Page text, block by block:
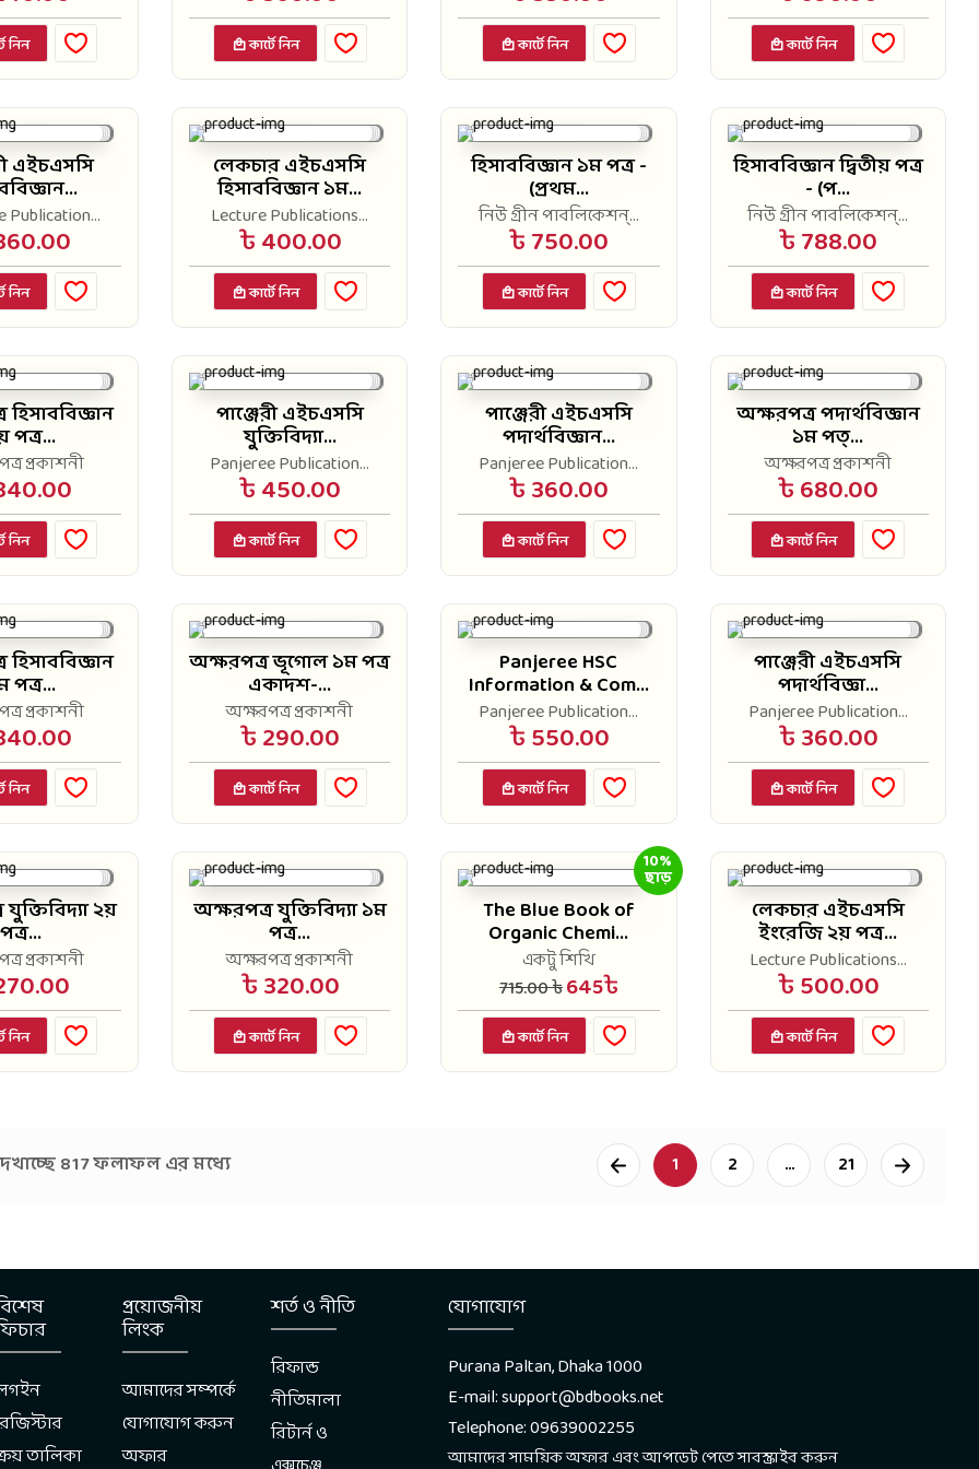
নিন কার্টে নিন কার্টে নিন কার্টে নিন
এইচএসসি
Publication...
নিন
লেকচার এইচএসসি
হিসাববিজ্ঞান ১ম...
Lecture Publications...
৳ 400.00
কার্টে নিন
হিসাববিজ্ঞান ১ম পত্র -
(প্রথম...
নিউ গ্রীন পাবলিকেশন্...
৳ 750.00
কার্টে নিন
হিসাববিজ্ঞান দ্বিতীয় পত্র
- (প...
নিউ গ্রীন পাবলিকেশন্...
৳ 788.00
কার্টে নিন
পত্র...
প্রকাশনী
নিন
পাঞ্জেরী এইচএসসি
যুক্তিবিদ্যা...
Panjeree Publication...
৳ 450.00
কার্টে নিন
পাঞ্জেরী এইচএসসি
পদার্থবিজ্ঞান...
Panjeree Publication...
৳ 360.00
কার্টে নিন
অক্ষরপত্র পদার্থবিজ্ঞান
১ম পত্...
অক্ষরপত্র প্রকাশনী
৳ 680.00
কার্টে নিন
পত্র...
প্রকাশনী
নিন
অক্ষরপত্র ভূগোল ১ম পত্র
একাদশ-...
অক্ষরপত্র প্রকাশনী
৳ 290.00
কার্টে নিন
Panjeree HSC
Information & Com...
Panjeree Publication...
৳ 550.00
কার্টে নিন
পাঞ্জেরী এইচএসসি
পদার্থবিজ্ঞা...
Panjeree Publication...
৳ 360.00
কার্টে নিন
২য়
পত্র...
প্রকাশনী
নিন
অক্ষরপত্র যুক্তিবিদ্যা ১ম
পত্র...
অক্ষরপত্র প্রকাশনী
৳ 320.00
কার্টে নিন
10%
ছাড়
The Blue Book of
Organic Chemi...
একটু শিখি
715.00 ৳645৳
কার্টে নিন
লেকচার এইচএসসি
ইংরেজি ২য় পত্র...
Lecture Publications...
৳ 500.00
কার্টে নিন
817 ফলাফল এর মধ্যে 1 2 ... 21 Next
তালিকা
প্রয়োজনীয়
লিংক
আমাদের সম্পর্কে
যোগাযোগ করুন
অফার
শর্ত ও নীতি
রিফান্ড
নীতিমালা
রিটার্ন ও
যোগাযোগ
Purana Paltan, Dhaka 1000
E-mail: support@bdbooks.net
Telephone: 09639002255
আমাদের সাময়িক অফার এবং আপডেট পেতে সাবস্ক্রাইব করুন